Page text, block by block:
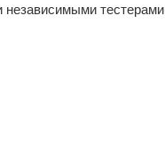
тестерами